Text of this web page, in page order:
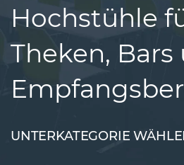
Hochstühle
Theken, Bars
UNTERKATEGORIE